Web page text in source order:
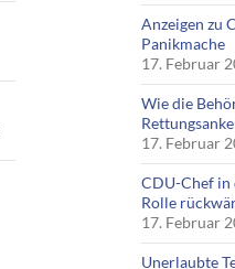
Anzeigen zu
Panikmache
17. Februar
Wie die
17. Februar
CDU-Chef in
Rolle
17. Februar
Unerlaubte